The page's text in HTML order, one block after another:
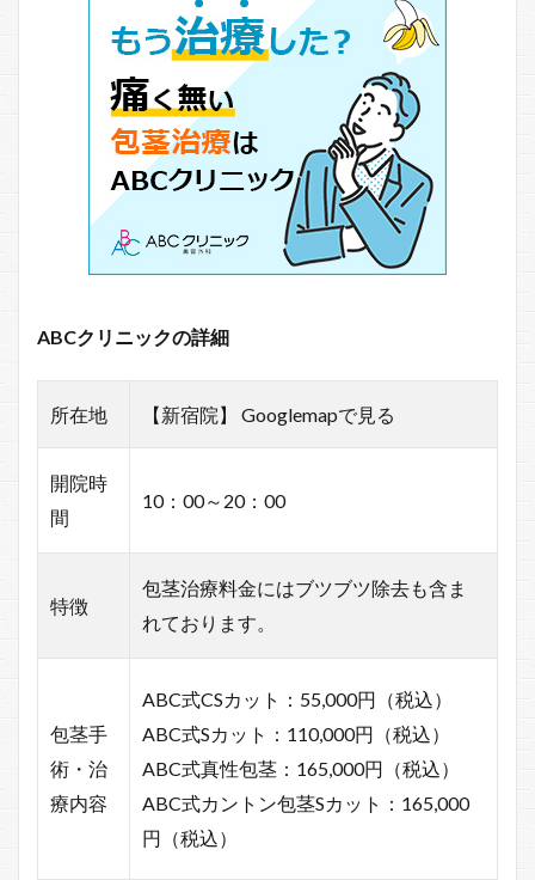
ABCクリニックの詳細
所在地 【新宿院】 Googlemapで見る
開院時
間
10：00～20：00
特徴
包茎治療料金にはブツブツ除去も含ま
れております。
包茎手
術・治
療内容
ABC式CSカット：55,000円（税込）
ABC式Sカット：110,000円（税込）
ABC式真性包茎：165,000円（税込）
ABC式カントン包茎Sカット：165,000
円（税込）